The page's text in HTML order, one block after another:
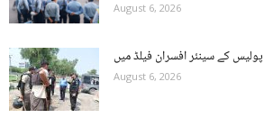
August 6, 2026
August 6, 2026